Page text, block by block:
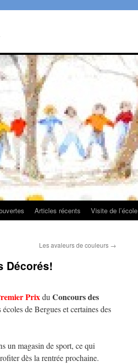
Articles récents Visite de l’école
Les avaleurs de couleurs →
Décorés!
Prixdu Concours des
de Bergues et certaines des
un magasin de sport, ce qui
dès la rentrée prochaine.